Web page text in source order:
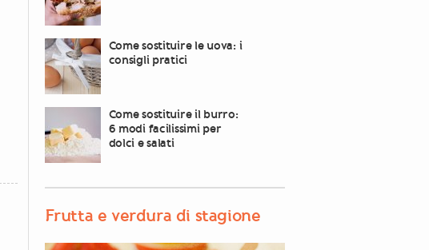
Come sostituire le uova: i
consigli pratici
Come sostituire il burro:
6 modi facilissimi per
dolci e salati
Frutta e verdura di stagione